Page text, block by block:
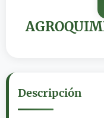
Descripción